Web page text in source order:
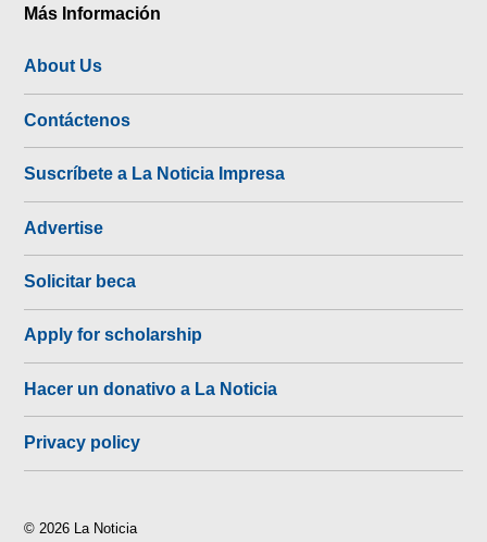
Más Información
About Us
Contáctenos
Suscríbete a La Noticia Impresa
Advertise
Solicitar beca
Apply for scholarship
Hacer un donativo a La Noticia
Privacy policy
© 2026 La Noticia